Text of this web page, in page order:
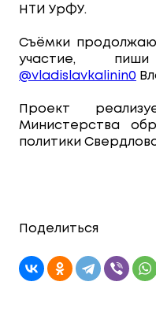
НТИ УрФУ.
Съёмки
участие,
@vladislavkalinin0
Проект
Министерства
политики
Поделиться